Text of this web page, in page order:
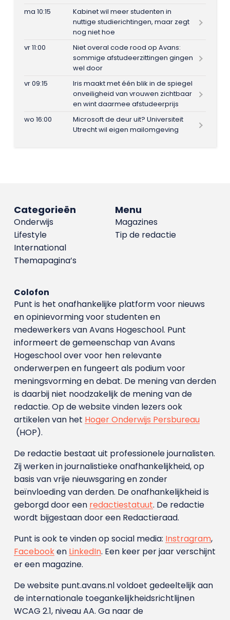
ma 10:15
Kabinet wil meer studenten in
nuttige studierichtingen, maar zegt
nog niet hoe
vr 11:00
Niet overal code rood op Avans:
sommige afstudeerzittingen gingen
wel door
vr 09:15
Iris maakt met één blik in de spiegel
onveiligheid van vrouwen zichtbaar
en wint daarmee afstudeerprijs
wo 16:00
Microsoft de deur uit? Universiteit
Utrecht wil eigen mailomgeving
Menu
Magazines
Tip de redactie
Categorieën
Onderwijs
Lifestyle
International
Themapagina’s
Colofon
Punt is het onafhankelijke platform voor nieuws
en opinievorming voor studenten en
medewerkers van Avans Hoge­school. Punt
informeert de gemeenschap van Avans
Hogeschool over voor hen relevante
onderwerpen en fungeert als podium voor
meningsvorming en debat. De mening van derden
is daarbij niet noodzakelijk de mening van de
redactie. Op de website vinden lezers ook
artikelen van het Hoger Onderwijs Persbureau
(HOP).
De redactie bestaat uit professionele journalisten.
Zij werken in journalistieke onafhankelijkheid, op
basis van vrije nieuwsgaring en zonder
beïnvloeding van derden. De onafhankelijkheid is
geborgd door een redactiestatuut. De redactie
wordt bijgestaan door een Redactieraad.
Punt is ook te vinden op social media: Instragram,
Facebooken LinkedIn. Een keer per jaar verschijnt
er een magazine.
De website punt.avans.nl voldoet gedeeltelijk aan
de internationale toegankelijkheidsrichtlijnen
WCAG 2.1, niveau AA. Ga naar de